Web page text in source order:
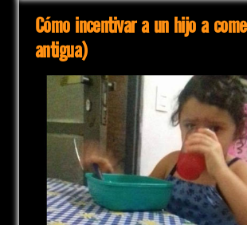
Cómo incentivar a un hijo a
antigua)